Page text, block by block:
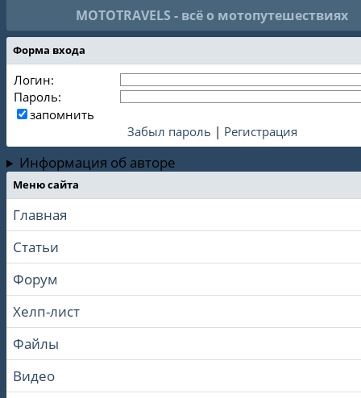
MOTOTRAVELS - всё о мотопутешествиях
Форма входа
Логин:
Пароль:
запомнить
Забыл пароль | Регистрация
Информация об авторе
Меню сайта
Главная
Статьи
Форум
Хелп-лист
Файлы
Видео